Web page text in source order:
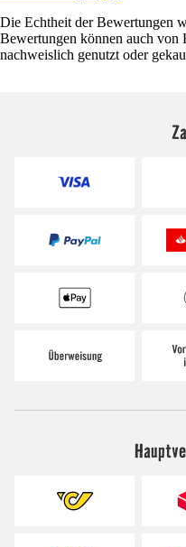
Die Echtheit der Bewertungen
Bewertungen können auch von
nachweislich genutzt oder